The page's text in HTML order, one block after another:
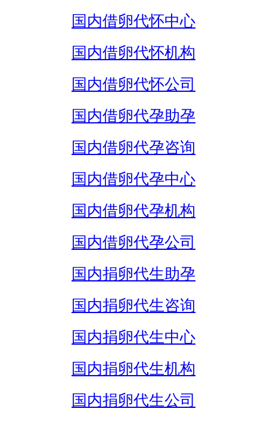
国内借卵代怀中心
国内借卵代怀机构
国内借卵代怀公司
国内借卵代孕助孕
国内借卵代孕咨询
国内借卵代孕中心
国内借卵代孕机构
国内借卵代孕公司
国内捐卵代生助孕
国内捐卵代生咨询
国内捐卵代生中心
国内捐卵代生机构
国内捐卵代生公司